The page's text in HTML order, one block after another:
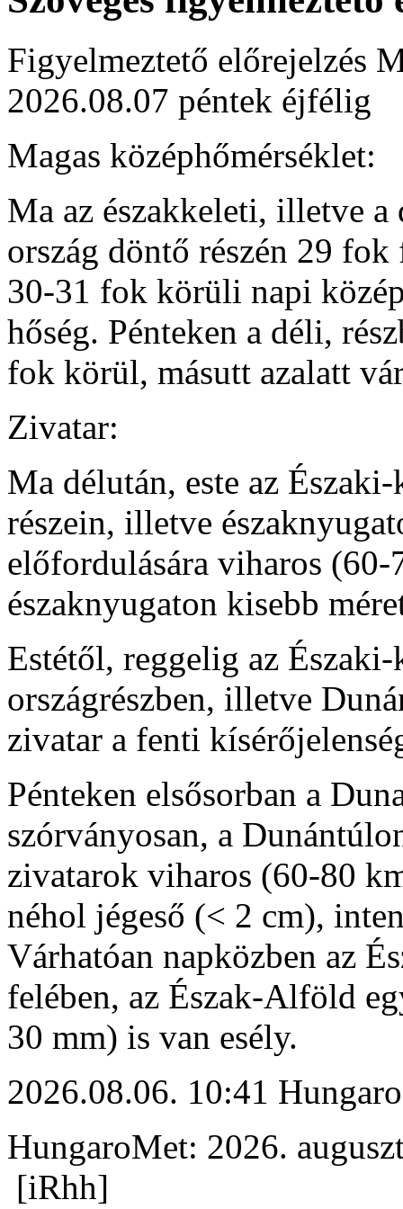
Figyelmeztető előrejelzés
2026.08.07 péntek éjfélig
Magas középhőmérséklet:
Ma az északkeleti, illetve
ország döntő részén 29
30-31 fok körüli napi
hőség. Pénteken a déli,
fok körül, másutt azalatt
Zivatar:
Ma délután, este az
részein, illetve
előfordulására viharos
északnyugaton kisebb
Estétől, reggelig az
országrészben, illetve
zivatar a fenti
Pénteken elsősorban a
szórványosan, a
zivatarok viharos (60-80
néhol jégeső (< 2 cm),
Várhatóan napközben az
felében, az Észak-Alföld
30 mm) is van esély.
2026.08.06. 10:41
HungaroMet: 2026.
[iRhh]